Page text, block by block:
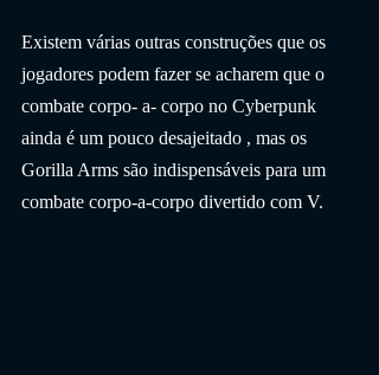
Existem várias outras construções que os
jogadores podem fazer se acharem que o
combate corpo- a- corpo no Cyberpunk
ainda é um pouco desajeitado , mas os
Gorilla Arms são indispensáveis ​​para um
combate corpo-a-corpo divertido com V.